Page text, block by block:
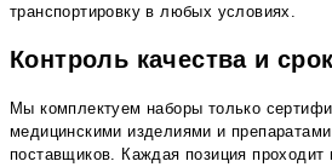
транспортировку в любых условиях.
Контроль качества и
Мы комплектуем наборы только
медицинскими изделиями и
поставщиков. Каждая позиция проходит